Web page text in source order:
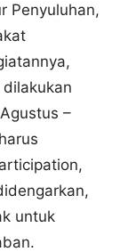
Penyuluhan,
–
untuk